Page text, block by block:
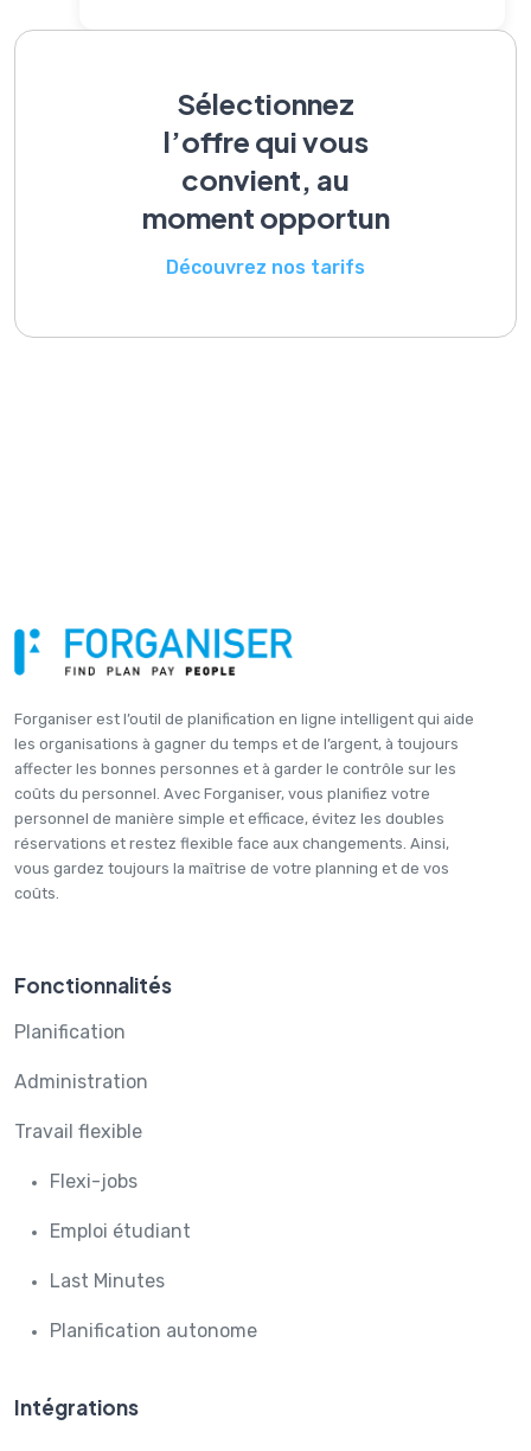
Sélectionnez
l’offre qui vous
convient, au
moment opportun
Découvrez nos tarifs
Forganiser est l’outil de planification en ligne intelligent qui aide
les organisations à gagner du temps et de l’argent, à toujours
affecter les bonnes personnes et à garder le contrôle sur les
coûts du personnel. Avec Forganiser, vous planifiez votre
personnel de manière simple et efficace, évitez les doubles
réservations et restez flexible face aux changements. Ainsi,
vous gardez toujours la maîtrise de votre planning et de vos
coûts.
Fonctionnalités
Planification
Administration
Travail flexible
Flexi-jobs
Emploi étudiant
Last Minutes
Planification autonome
Intégrations